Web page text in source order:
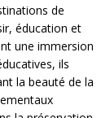
de
éducation et
une immersion
ils
la beauté de la